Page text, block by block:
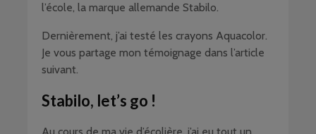
l’école, la marque allemande Stabilo.
Dernièrement, j’ai testé les crayons Aquacolor.
Je vous partage mon témoignage dans l’article
suivant.
Stabilo, let’s go !